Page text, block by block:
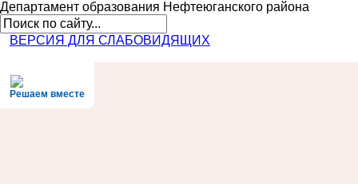
Департамент образования Нефтеюганского района
ВЕРСИЯ ДЛЯ СЛАБОВИДЯЩИХ
Решаем вместе